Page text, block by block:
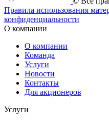
Правила использования
конфиденциальности
О компании
О компании
Команда
Услуги
Новости
Контакты
Для акционеров
Услуги